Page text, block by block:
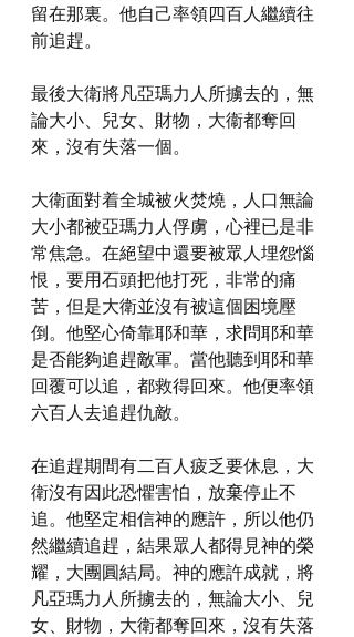
留在那裏。他自己率領四百人繼續往
前追趕。
最後大衛將凡亞瑪力人所擄去的，無
論大小、兒女、財物，大衞都奪回
來，沒有失落一個。
大衛面對着全城被火焚燒，人口無論
大小都被亞瑪力人俘虜，心裡已是非
常焦急。在絕望中還要被眾人埋怨惱
恨，要用石頭把他打死，非常的痛
苦，但是大衛並沒有被這個困境壓
倒。他堅心倚靠耶和華，求問耶和華
是否能夠追趕敵軍。當他聽到耶和華
回覆可以追，都救得回來。他便率領
六百人去追趕仇敵。
在追趕期間有二百人疲乏要休息，大
衛沒有因此恐懼害怕，放棄停止不
追。他堅定相信神的應許，所以他仍
然繼續追趕，結果眾人都得見神的榮
耀，大團圓結局。神的應許成就，將
凡亞瑪力人所擄去的，無論大小、兒
女、財物，大衛都奪回來，沒有失落